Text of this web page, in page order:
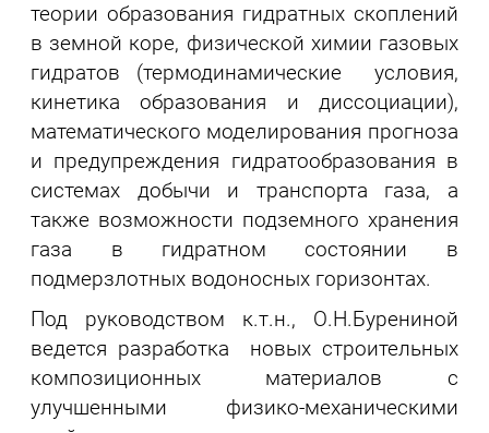
теории образования гидратных скоплений
в земной коре, физической химии газовых
гидратов (термодинамические условия,
кинетика образования и диссоциации),
математического моделирования прогноза
и предупреждения гидратообразования в
системах добычи и транспорта газа, а
также возможности подземного хранения
газа в гидратном состоянии в
подмерзлотных водоносных горизонтах.
Под руководством к.т.н., О.Н.Бурениной
ведется разработка новых строительных
композиционных материалов с
улучшенными физико-механическими